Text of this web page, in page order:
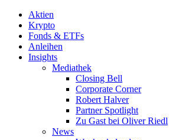
Aktien
Krypto
Fonds & ETFs
Anleihen
Insights
Mediathek
Closing Bell
Corporate Corner
Robert Halver
Partner Spotlight
Zu Gast bei Oliver Riedl
News